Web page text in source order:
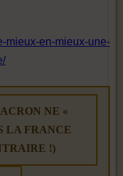
mieux-en-mieux-une-
NE «
LA FRANCE
!)